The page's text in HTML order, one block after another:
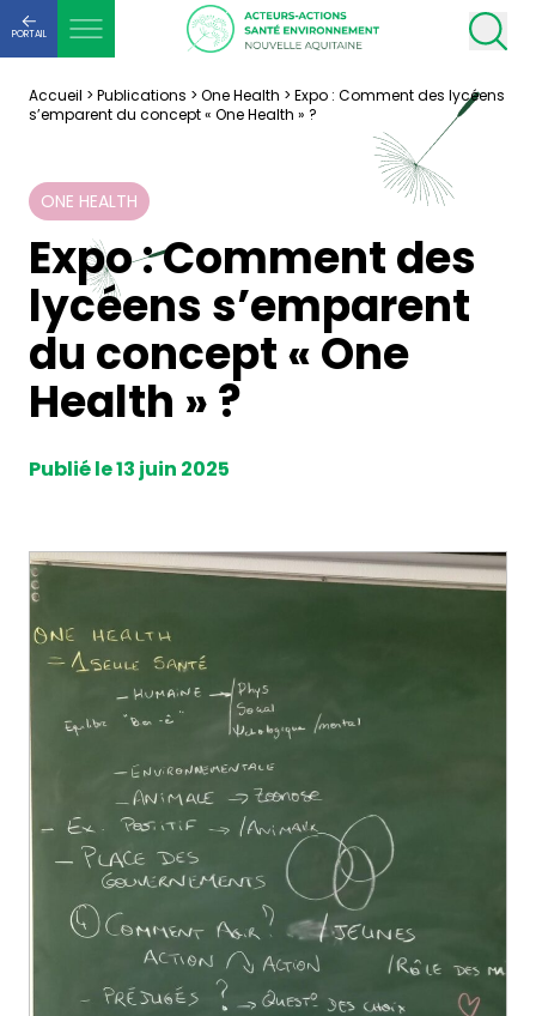
PORTAIL
Accueil > Publications > One Health > Expo : Comment des lycéens
s’emparent du concept « One Health » ?
ONE HEALTH
Expo : Comment des
lycéens s’emparent
du concept « One
Health » ?
Publié le 13 juin 2025